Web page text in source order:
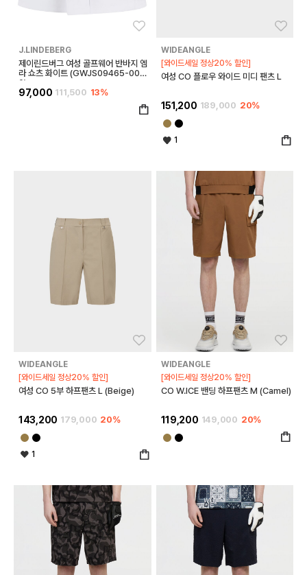
J.LINDEBERG
제이린드버그 여성 골프웨어 반바지 엠
라 쇼츠 화이트 (GWJS09465-000
0)
97,000 111,500 13%
WIDEANGLE
[와이드세일 정상20% 할인]
여성 CO 플로우 와이드 미디 팬츠 L
151,200 189,000 20%
1
WIDEANGLE
[와이드세일 정상20% 할인]
여성 CO 5부 하프팬츠 L (Beige)
143,200 179,000 20%
1
WIDEANGLE
[와이드세일 정상20% 할인]
CO W.ICE 밴딩 하프팬츠 M (Camel)
119,200 149,000 20%